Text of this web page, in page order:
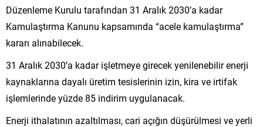
Düzenleme Kurulu tarafından 31 Aralık 2030’a kadar
Kamulaştırma Kanunu kapsamında “acele kamulaştırma”
kararı alınabilecek.
31 Aralık 2030’a kadar işletmeye girecek yenilenebilir enerji
kaynaklarına dayalı üretim tesislerinin izin, kira ve irtifak
işlemlerinde yüzde 85 indirim uygulanacak.
Enerji ithalatının azaltılması, cari açığın düşürülmesi ve yerli